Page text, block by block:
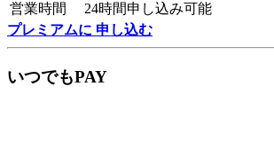
営業時間
24時間申し込み可能
プレミアムに 申し込む
いつでもPAY